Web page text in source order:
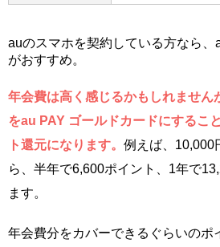
auのスマホを契約している方なら、
がおすすめ。
年会費は高く感じるかもしれません
をau PAY ゴールドカードにするこ
ト還元になります。 例えば、10,000
ら、半年で6,600ポイント、1年で
ます。
年会費分をカバーできるぐらいのポ